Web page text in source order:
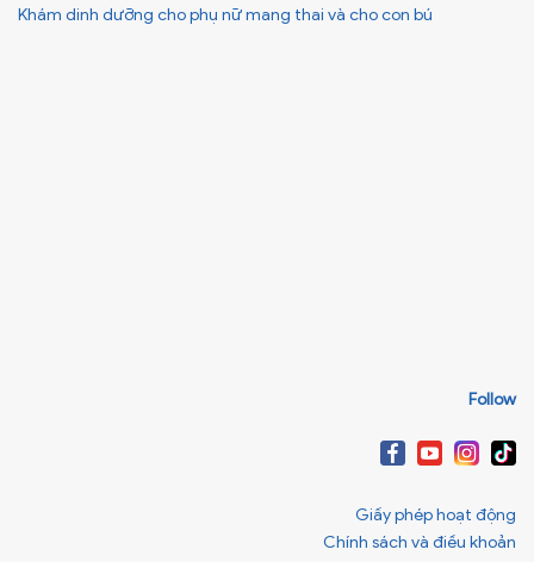
Khám dinh dưỡng cho phụ nữ mang thai và cho con bú
Follow
Giấy phép hoạt động
Chính sách và điều khoản